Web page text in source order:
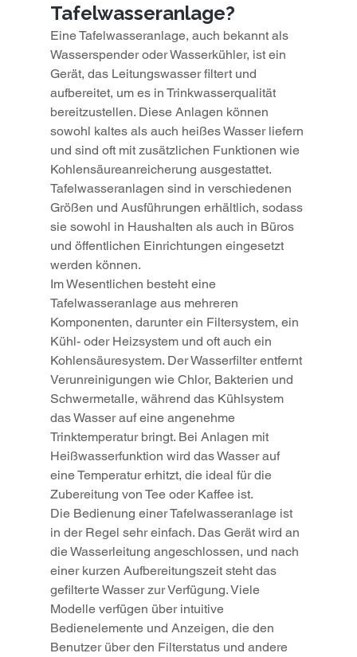
Tafelwasseranlage?
Eine Tafelwasseranlage, auch bekannt als
Wasserspender oder Wasserkühler, ist ein
Gerät, das Leitungswasser filtert und
aufbereitet, um es in Trinkwasserqualität
bereitzustellen. Diese Anlagen können
sowohl kaltes als auch heißes Wasser liefern
und sind oft mit zusätzlichen Funktionen wie
Kohlensäureanreicherung ausgestattet.
Tafelwasseranlagen sind in verschiedenen
Größen und Ausführungen erhältlich, sodass
sie sowohl in Haushalten als auch in Büros
und öffentlichen Einrichtungen eingesetzt
werden können.
Im Wesentlichen besteht eine
Tafelwasseranlage aus mehreren
Komponenten, darunter ein Filtersystem, ein
Kühl- oder Heizsystem und oft auch ein
Kohlensäuresystem. Der Wasserfilter entfernt
Verunreinigungen wie Chlor, Bakterien und
Schwermetalle, während das Kühlsystem
das Wasser auf eine angenehme
Trinktemperatur bringt. Bei Anlagen mit
Heißwasserfunktion wird das Wasser auf
eine Temperatur erhitzt, die ideal für die
Zubereitung von Tee oder Kaffee ist.
Die Bedienung einer Tafelwasseranlage ist
in der Regel sehr einfach. Das Gerät wird an
die Wasserleitung angeschlossen, und nach
einer kurzen Aufbereitungszeit steht das
gefilterte Wasser zur Verfügung. Viele
Modelle verfügen über intuitive
Bedienelemente und Anzeigen, die den
Benutzer über den Filterstatus und andere